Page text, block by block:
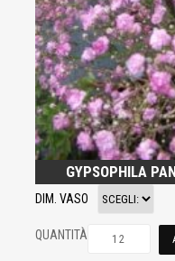
GYPSOPHILA
DIM. VASO
QUANTITÀ